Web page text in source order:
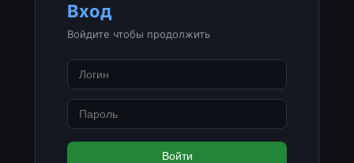
Вход
Войдите чтобы продолжить
Войти